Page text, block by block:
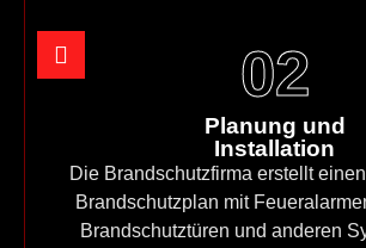
02
Planung und
Installation
Die Brandschutzfirma erstellt
Brandschutzplan mit
Brandschutztüren und anderen